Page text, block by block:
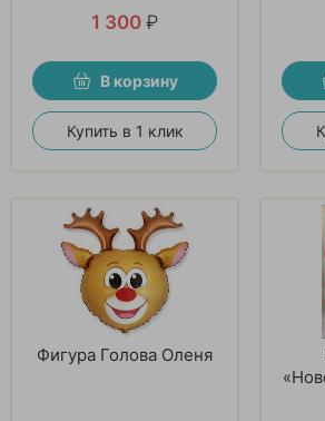
1 300 ₽
В корзину
Купить в 1 клик
Фигура Голова Оленя